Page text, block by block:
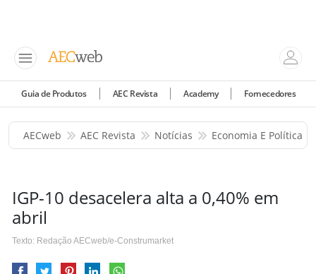
Guia de Produtos AEC Revista Academy Fornecedores
AECweb AEC Revista Notícias Economia E Política
IGP-10 desacelera alta a 0,40% em
abril
Texto: Redação AECweb/e-Construmarket